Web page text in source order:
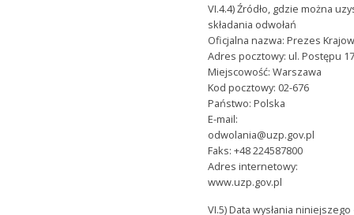
VI.4.4) Źródło, gdzie można
składania odwołań
Oficjalna nazwa: Prezes
Adres pocztowy: ul. Postępu
Miejscowość: Warszawa
Kod pocztowy: 02-676
Państwo: Polska
E-mail:
odwolania@uzp.gov.pl
Faks: +48 224587800
Adres internetowy:
www.uzp.gov.pl
VI.5) Data wysłania